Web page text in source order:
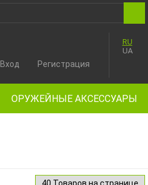
RU
UA
Вход Регистрация
ОРУЖЕЙНЫЕ АКСЕССУАРЫ